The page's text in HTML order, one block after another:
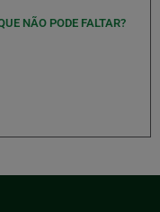
NÃO PODE FALTAR?